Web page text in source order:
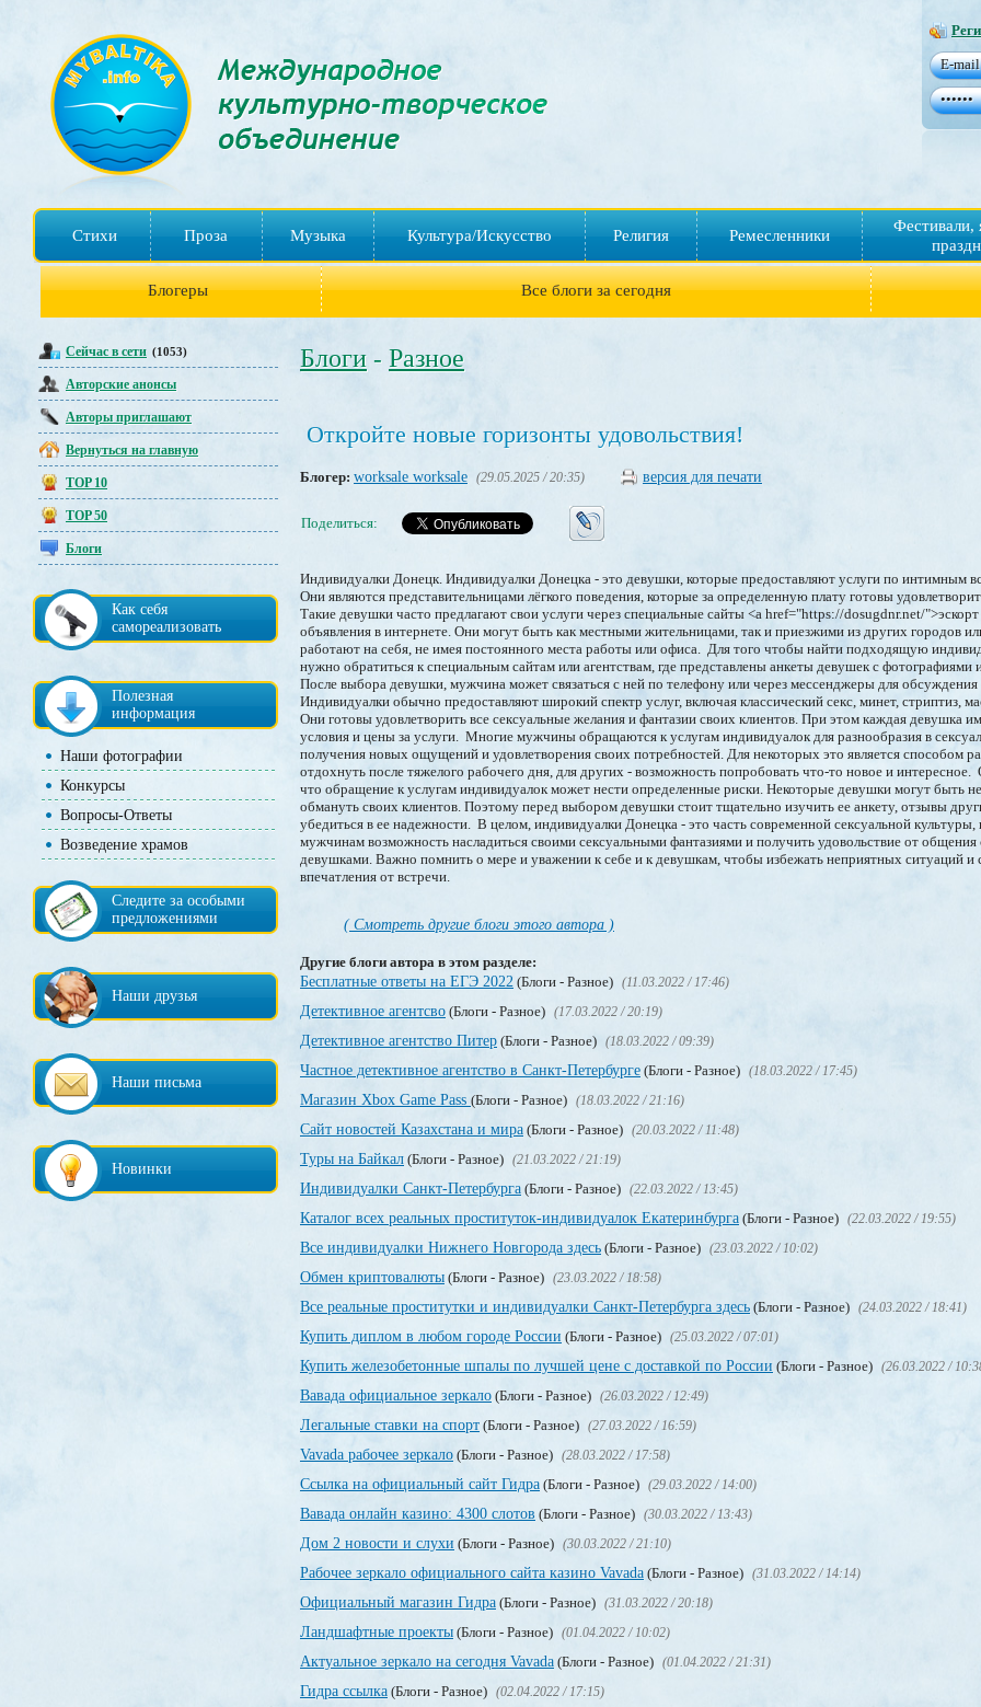
Стихи Проза Музыка Культура/Искусство Религия Ремесленники
Фестивали,
Блогеры Все блоги за сегодня
Сейчас в сети (1053)
Авторские анонсы
Авторы приглашают
Вернуться на главную
TOP 10
TOP 50
Блоги
Как себя
самореализовать
Полезная
информация
Наши фотографии
Конкурсы
Вопросы-Ответы
Возведение храмов
Следите за особыми
предложениями
Наши друзья
Наши письма
Новинки
Блоги - Разное
Откройте новые горизонты удовольствия!
Блогер: worksale worksale (29.05.2025 / 20:35) версия для печати
Поделиться:
Индивидуалки Донецк. Индивидуалки Донецка - это девушки, которые предоставляют услуги по интимным
Они являются представительницами лёгкого поведения, которые за определенную плату готовы
Такие девушки часто предлагают свои услуги через специальные сайты <a href="https://dosugdnr.net/
объявления в интернете. Они могут быть как местными жительницами, так и приезжими из других городов
работают на себя, не имея постоянного места работы или офиса. Для того чтобы найти подходящую
нужно обратиться к специальным сайтам или агентствам, где представлены анкеты девушек с фотографиями
После выбора девушки, мужчина может связаться с ней по телефону или через мессенджеры для обсуждения
Индивидуалки обычно предоставляют широкий спектр услуг, включая классический секс, минет, стриптиз,
Они готовы удовлетворить все сексуальные желания и фантазии своих клиентов. При этом каждая девушка
условия и цены за услуги. Многие мужчины обращаются к услугам индивидуалок для разнообразия в
получения новых ощущений и удовлетворения своих потребностей. Для некоторых это является способом
отдохнуть после тяжелого рабочего дня, для других - возможность попробовать что-то новое и
что обращение к услугам индивидуалок может нести определенные риски. Некоторые девушки могут быть
обмануть своих клиентов. Поэтому перед выбором девушки стоит тщательно изучить ее анкету, отзывы
убедиться в ее надежности. В целом, индивидуалки Донецка - это часть современной сексуальной культуры,
мужчинам возможность насладиться своими сексуальными фантазиями и получить удовольствие от общения
девушками. Важно помнить о мере и уважении к себе и к девушкам, чтобы избежать неприятных ситуаций и
впечатления от встречи.
( Смотреть другие блоги этого автора )
Другие блоги автора в этом разделе:
Бесплатные ответы на ЕГЭ 2022 (Блоги - Разное) (11.03.2022 / 17:46)
Детективное агентсво (Блоги - Разное) (17.03.2022 / 20:19)
Детективное агентство Питер (Блоги - Разное) (18.03.2022 / 09:39)
Частное детективное агентство в Санкт-Петербурге (Блоги - Разное) (18.03.2022 / 17:45)
Магазин Xbox Game Pass (Блоги - Разное) (18.03.2022 / 21:16)
Сайт новостей Казахстана и мира (Блоги - Разное) (20.03.2022 / 11:48)
Туры на Байкал (Блоги - Разное) (21.03.2022 / 21:19)
Индивидуалки Санкт-Петербурга (Блоги - Разное) (22.03.2022 / 13:45)
Каталог всех реальных проституток-индивидуалок Екатеринбурга (Блоги - Разное) (22.03.2022 / 19:55)
Все индивидуалки Нижнего Новгорода здесь (Блоги - Разное) (23.03.2022 / 10:02)
Обмен криптовалюты (Блоги - Разное) (23.03.2022 / 18:58)
Все реальные проститутки и индивидуалки Санкт-Петербурга здесь (Блоги - Разное) (24.03.2022 / 18:41)
Купить диплом в любом городе России (Блоги - Разное) (25.03.2022 / 07:01)
Купить железобетонные шпалы по лучшей цене с доставкой по России (Блоги - Разное) (26.03.2022 /
Вавада официальное зеркало (Блоги - Разное) (26.03.2022 / 12:49)
Легальные ставки на спорт (Блоги - Разное) (27.03.2022 / 16:59)
Vavada рабочее зеркало (Блоги - Разное) (28.03.2022 / 17:58)
Ссылка на официальный сайт Гидра (Блоги - Разное) (29.03.2022 / 14:00)
Вавада онлайн казино: 4300 слотов (Блоги - Разное) (30.03.2022 / 13:43)
Дом 2 новости и слухи (Блоги - Разное) (30.03.2022 / 21:10)
Рабочее зеркало официального сайта казино Vavada (Блоги - Разное) (31.03.2022 / 14:14)
Официальный магазин Гидра (Блоги - Разное) (31.03.2022 / 20:18)
Ландшафтные проекты (Блоги - Разное) (01.04.2022 / 10:02)
Актуальное зеркало на сегодня Vavada (Блоги - Разное) (01.04.2022 / 21:31)
Гидра ссылка (Блоги - Разное) (02.04.2022 / 17:15)